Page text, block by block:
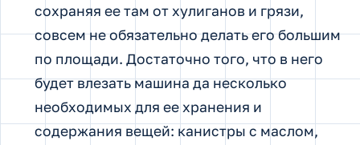
сохраняя ее там от хулиганов и грязи,
совсем не обязательно делать его большим
по площади. Достаточно того, что в него
будет влезать машина да несколько
необходимых для ее хранения и
содержания вещей: канистры с маслом,